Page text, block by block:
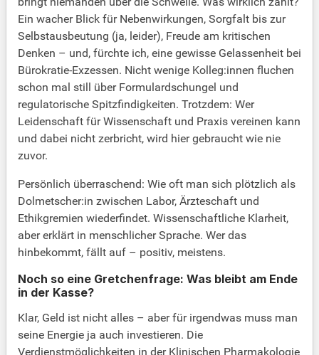
Ein wacher Blick für Nebenwirkungen, Sorgfalt bis zur
Selbstausbeutung (ja, leider), Freude am kritischen
Denken – und, fürchte ich, eine gewisse Gelassenheit bei
Bürokratie-Exzessen. Nicht wenige Kolleg:innen fluchen
schon mal still über Formulardschungel und
regulatorische Spitzfindigkeiten. Trotzdem: Wer
Leidenschaft für Wissenschaft und Praxis vereinen kann
und dabei nicht zerbricht, wird hier gebraucht wie nie
zuvor.
Persönlich überraschend: Wie oft man sich plötzlich als
Dolmetscher:in zwischen Labor, Ärzteschaft und
Ethikgremien wiederfindet. Wissenschaftliche Klarheit,
aber erklärt in menschlicher Sprache. Wer das
hinbekommt, fällt auf – positiv, meistens.
Noch so eine Gretchenfrage: Was bleibt am Ende
in der Kasse?
Klar, Geld ist nicht alles – aber für irgendwas muss man
seine Energie ja auch investieren. Die
Verdienstmöglichkeiten in der Klinischen Pharmakologie